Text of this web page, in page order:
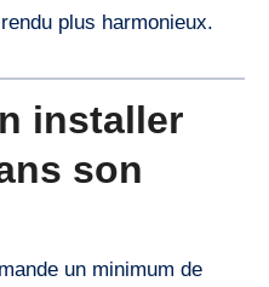
plus harmonieux.
installer
son
un minimum de